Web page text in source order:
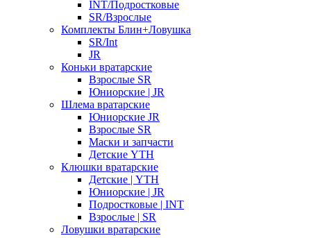
INT/Подростковые
SR/Взрослые
Комплекты Блин+Ловушка
SR/Int
JR
Коньки вратарские
Взрослые SR
Юниорские | JR
Шлема вратарские
Юниорские JR
Взрослые SR
Маски и запчасти
Детские YTH
Клюшки вратарские
Детские | YTH
Юниорские | JR
Подростковые | INT
Взрослые | SR
Ловушки вратарские